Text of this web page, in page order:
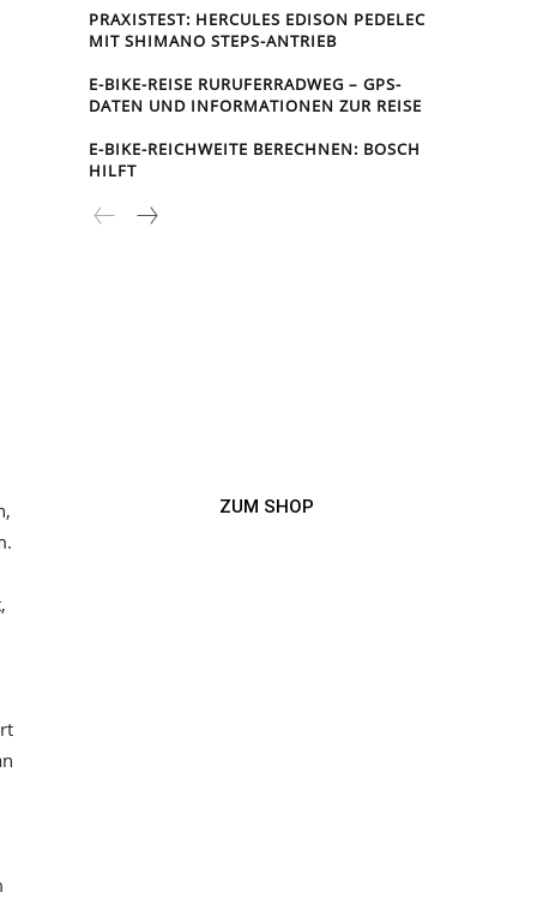
PRAXISTEST: HERCULES EDISON PEDELEC
MIT SHIMANO STEPS-ANTRIEB
E-BIKE-REISE RUR­UFER­RAD­WEG – GPS-
DATEN UND INFORMATIONEN ZUR REISE
E-BIKE-REICHWEITE BERECHNEN: BOSCH
HILFT
ZUM SHOP